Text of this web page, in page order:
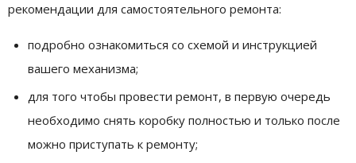
рекомендации для самостоятельного ремонта:
подробно ознакомиться со схемой и инструкцией
вашего механизма;
для того чтобы провести ремонт, в первую очередь
необходимо снять коробку полностью и только после
можно приступать к ремонту;